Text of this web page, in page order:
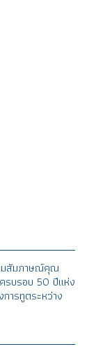
มสัมภาษณ์คุณ
รบรอบ 50 ปีแห่ง
ารทูตระหว่าง